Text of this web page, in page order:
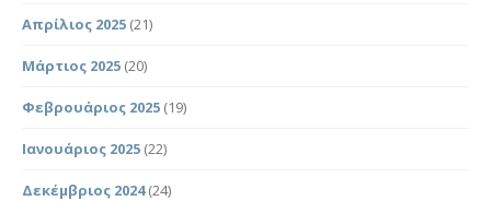
Απρίλιος 2025 (21)
Μάρτιος 2025 (20)
Φεβρουάριος 2025 (19)
Ιανουάριος 2025 (22)
Δεκέμβριος 2024(24)